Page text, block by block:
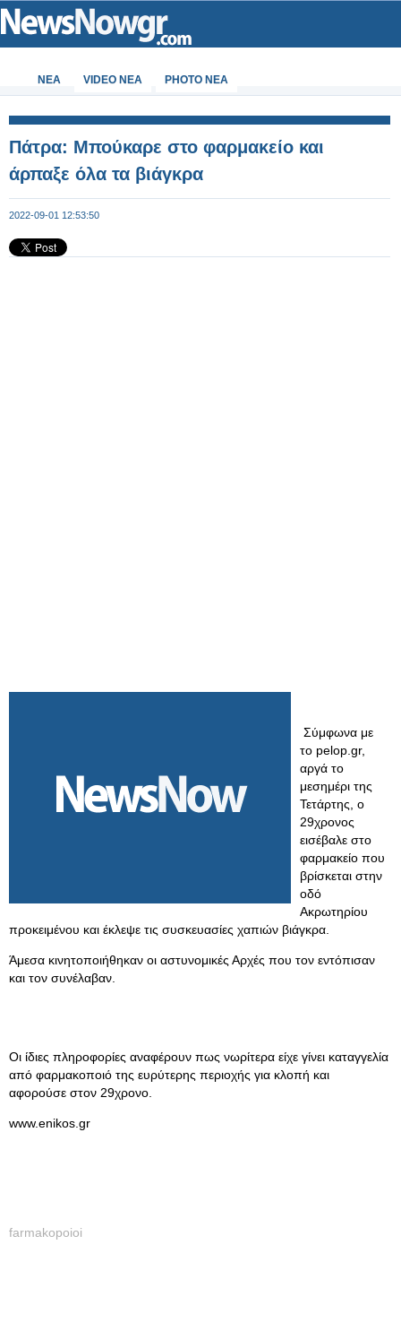
ΝΕΑ VIDEO NEA PHOTO NEA
Πάτρα: Μπούκαρε στο φαρμακείο και
άρπαξε όλα τα βιάγκρα
2022-09-01 12:53:50
Σύμφωνα με
το pelop.gr,
αργά το
μεσημέρι της
Τετάρτης, o
29χρονος
εισέβαλε στο
φαρμακείο που
βρίσκεται στην
οδό
Ακρωτηρίου
προκειμένου και έκλεψε τις συσκευασίες χαπιών βιάγκρα.
Άμεσα κινητοποιήθηκαν οι αστυνομικές Αρχές που τον εντόπισαν
και τον συνέλαβαν.
Οι ίδιες πληροφορίες αναφέρουν πως νωρίτερα είχε γίνει καταγγελία
από φαρμακοποιό της ευρύτερης περιοχής για κλοπή και
αφορούσε στον 29χρονο.
www.enikos.gr
farmakopoioi